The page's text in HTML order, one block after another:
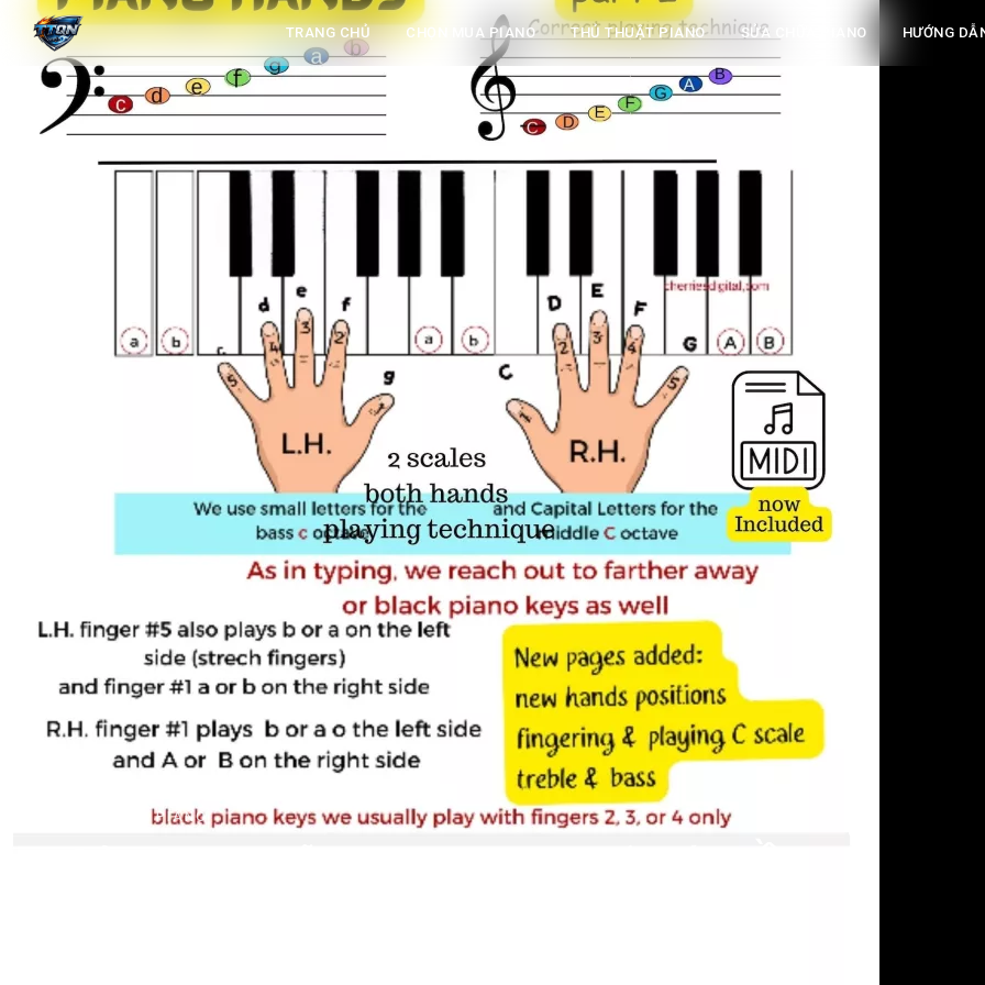
TRANG CHỦ CHỌN MUA PIANO THỦ THUẬT PIANO SỬA CHỮA PIANO HƯỚNG
SỬA CHỮA PIANO